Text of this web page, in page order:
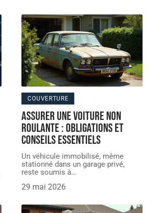
COUVERTURE
Assurer une voiture non
roulante : obligations et
conseils essentiels
Un véhicule immobilisé, même
stationné dans un garage privé,
reste soumis à…
29 mai 2026